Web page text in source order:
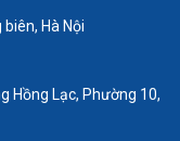
vấn miễn phí
nhất.
Hà Nội
Hồng Lạc, Phường 10,